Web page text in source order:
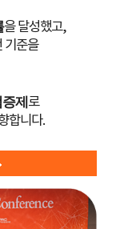
을 달성했고,
기준을
제 로
합니다.